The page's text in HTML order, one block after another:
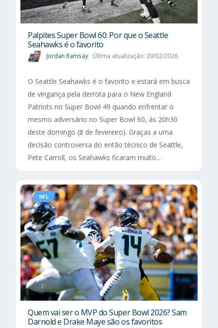
Palpites Super Bowl 60: Por que o Seattle
Seahawks é o favorito
Jordan Ramsay Última atualização: 09/02/2026
O Seattle Seahawks é o favorito e estará em busca
de vingança pela derrota para o New England
Patriots no Super Bowl 49 quando enfrentar o
mesmo adversário no Super Bowl 60, às 20h30
deste domingo (8 de fevereiro). Graças a uma
decisão controversa do então técnico de Seattle,
Pete Carroll, os Seahawks ficaram muito...
NFL
Quem vai ser o MVP do Super Bowl 2026? Sam
Darnold e Drake Maye são os favoritos